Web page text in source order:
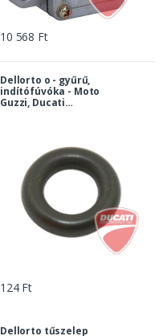
10 568 Ft
Dellorto o - gyűrű,
indítófúvóka - Moto
Guzzi, Ducati
124 Ft
Dellorto tűszelep